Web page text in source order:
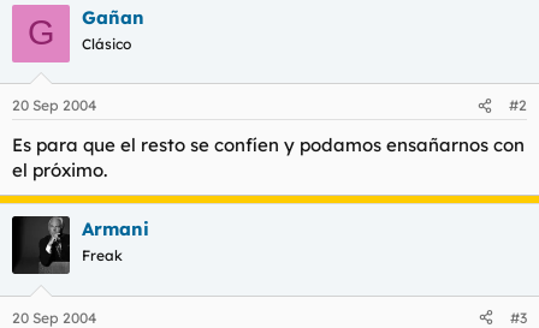
G Gañan
Clásico
20 Sep 2004 #2
Es para que el resto se confíen y podamos ensañarnos con
el próximo.
Armani
Freak
20 Sep 2004 #3